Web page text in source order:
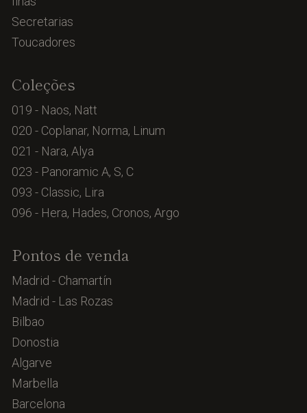
Secretarias
Toucadores
Coleções
019 - Naos, Natt
020 - Coplanar, Norma, Linum
021 - Nara, Alya
023 - Panoramic A, S, C
093 - Classic, Lira
096 - Hera, Hades, Cronos, Argo
Pontos de venda
Madrid - Chamartín
Madrid - Las Rozas
Bilbao
Donostia
Algarve
Marbella
Barcelona